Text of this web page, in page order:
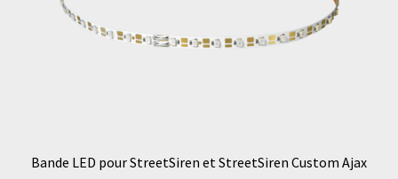
Bande LED pour StreetSiren et StreetSiren Custom Ajax